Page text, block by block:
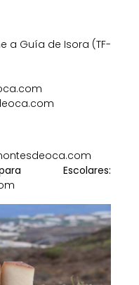
a Guía de Isora (TF-
Escolares: